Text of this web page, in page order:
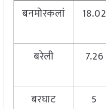
बनमोरकलां
18.02
बरेली 7.26
बरघाट 5